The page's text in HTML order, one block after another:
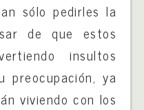
sólo pedirles la
de que estos
insultos
preocupación, ya
viviendo con los